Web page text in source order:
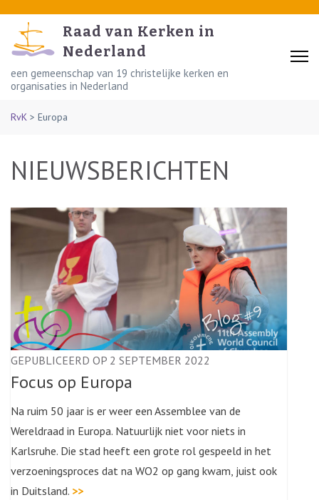
content
(Press
Enter)
Raad van Kerken in
Nederland
een gemeenschap van 19 christelijke kerken en
organisaties in Nederland
RvK > Europa
NIEUWSBERICHTEN
GEPUBLICEERD OP 2 SEPTEMBER 2022
Focus op Europa
Na ruim 50 jaar is er weer een Assemblee van de
Wereldraad in Europa. Natuurlijk niet voor niets in
Karlsruhe. Die stad heeft een grote rol gespeeld in het
verzoeningsproces dat na WO2 op gang kwam, juist ook
in Duitsland. >>